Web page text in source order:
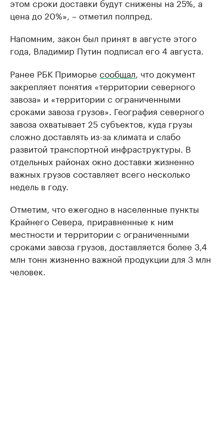
цена до 20%», – отметил полпред.
Напомним, закон был принят в августе этого
года, Владимир Путин подписал его 4 августа.
Ранее РБК Приморье сообщал , что документ
закрепляет понятия «территории северного
завоза» и «территории с ограниченными
сроками завоза грузов». География северного
завоза охватывает 25 субъектов, куда грузы
сложно доставлять из-за климата и слабо
развитой транспортной инфраструктуры. В
отдельных районах окно доставки жизненно
важных грузов составляет всего несколько
недель в году.
Отметим, что ежегодно в населенные пункты
Крайнего Севера, приравненные к ним
местности и территории с ограниченными
сроками завоза грузов, доставляется более 3,4
млн тонн жизненно важной продукции для 3 млн
человек.